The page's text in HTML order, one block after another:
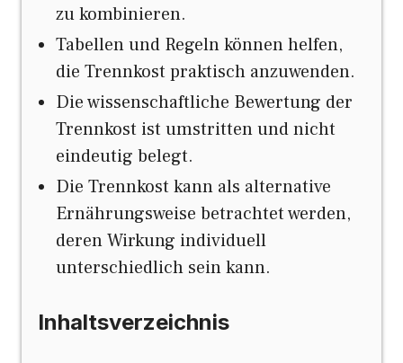
zu kombinieren.
Tabellen und Regeln können helfen,
die Trennkost praktisch anzuwenden.
Die wissenschaftliche Bewertung der
Trennkost ist umstritten und nicht
eindeutig belegt.
Die Trennkost kann als alternative
Ernährungsweise betrachtet werden,
deren Wirkung individuell
unterschiedlich sein kann.
Inhaltsverzeichnis